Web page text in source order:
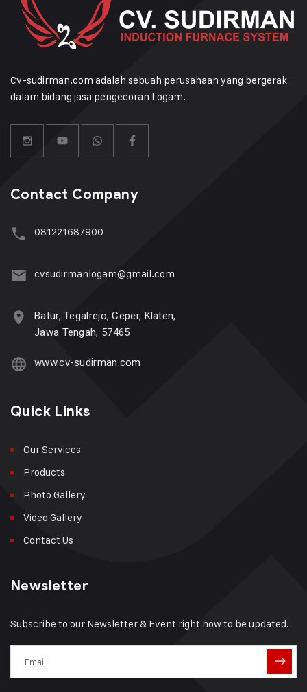
Cv-sudirman.com adalah sebuah perusahaan yang bergerak
dalam bidang jasa pengecoran Logam.
Contact Company
081221687900
cvsudirmanlogam@gmail.com
Batur, Tegalrejo, Ceper, Klaten,
Jawa Tengah, 57465
www.cv-sudirman.com
Quick Links
Our Services
Products
Photo Gallery
Video Gallery
Contact Us
Newsletter
Subscribe to our Newsletter & Event right now to be updated.